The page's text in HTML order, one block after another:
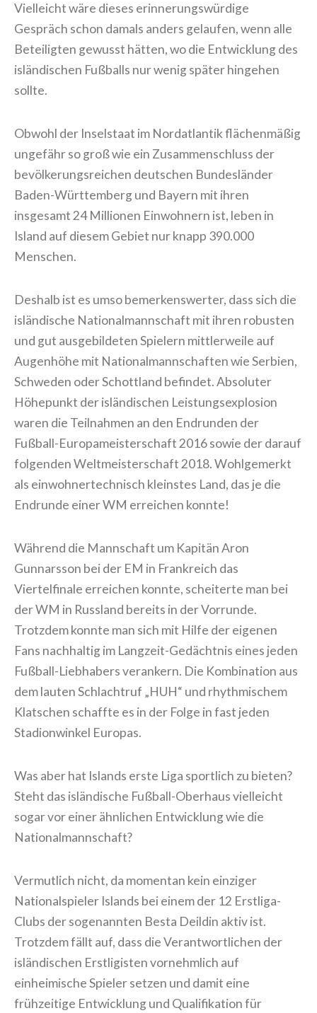
Vielleicht wäre dieses erinnerungswürdige
Gespräch schon damals anders gelaufen, wenn alle
Beteiligten gewusst hätten, wo die Entwicklung des
isländischen Fußballs nur wenig später hingehen
sollte.
Obwohl der Inselstaat im Nordatlantik flächenmäßig
ungefähr so groß wie ein Zusammenschluss der
bevölkerungsreichen deutschen Bundesländer
Baden-Württemberg und Bayern mit ihren
insgesamt 24 Millionen Einwohnern ist, leben in
Island auf diesem Gebiet nur knapp 390.000
Menschen.
Deshalb ist es umso bemerkenswerter, dass sich die
isländische Nationalmannschaft mit ihren robusten
und gut ausgebildeten Spielern mittlerweile auf
Augenhöhe mit Nationalmannschaften wie Serbien,
Schweden oder Schottland befindet. Absoluter
Höhepunkt der isländischen Leistungsexplosion
waren die Teilnahmen an den Endrunden der
Fußball-Europameisterschaft 2016 sowie der darauf
folgenden Weltmeisterschaft 2018. Wohlgemerkt
als einwohnertechnisch kleinstes Land, das je die
Endrunde einer WM erreichen konnte!
Während die Mannschaft um Kapitän Aron
Gunnarsson bei der EM in Frankreich das
Viertelfinale erreichen konnte, scheiterte man bei
der WM in Russland bereits in der Vorrunde.
Trotzdem konnte man sich mit Hilfe der eigenen
Fans nachhaltig im Langzeit-Gedächtnis eines jeden
Fußball-Liebhabers verankern. Die Kombination aus
dem lauten Schlachtruf „HUH“ und rhythmischem
Klatschen schaffte es in der Folge in fast jeden
Stadionwinkel Europas.
Was aber hat Islands erste Liga sportlich zu bieten?
Steht das isländische Fußball-Oberhaus vielleicht
sogar vor einer ähnlichen Entwicklung wie die
Nationalmannschaft?
Vermutlich nicht, da momentan kein einziger
Nationalspieler Islands bei einem der 12 Erstliga-
Clubs der sogenannten Besta Deildin aktiv ist.
Trotzdem fällt auf, dass die Verantwortlichen der
isländischen Erstligisten vornehmlich auf
einheimische Spieler setzen und damit eine
frühzeitige Entwicklung und Qualifikation für